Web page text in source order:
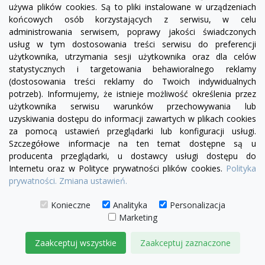
Fotel Cussion |sofa modułowa - moduł prosty S
używa plików cookies. Są to pliki instalowane w urządzeniach
końcowych osób korzystających z serwisu, w celu
administrowania serwisem, poprawy jakości świadczonych
usług w tym dostosowania treści serwisu do preferencji
użytkownika, utrzymania sesji użytkownika oraz dla celów
statystycznych i targetowania behawioralnego reklamy
(dostosowania treści reklamy do Twoich indywidualnych
potrzeb). Informujemy, że istnieje możliwość określenia przez
użytkownika serwisu warunków przechowywania lub
uzyskiwania dostępu do informacji zawartych w plikach cookies
za pomocą ustawień przeglądarki lub konfiguracji usługi.
Szczegółowe informacje na ten temat dostępne są u
producenta przeglądarki, u dostawcy usługi dostępu do
Internetu oraz w Polityce prywatności plików cookies. Polityka
prywatności. Zmiana ustawień.
Konieczne Analityka
Personalizacja
Marketing
Zaakceptuj wszystkie Zaakceptuj zaznaczone